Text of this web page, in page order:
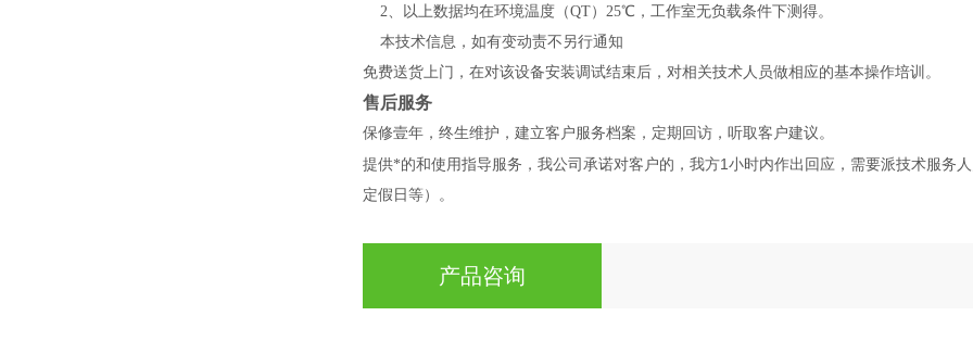
2、以上数据均在环境温度（QT）25℃，工作室无负载条件下测得。
本技术信息，如有变动责不另行通知
免费送货上门，在对该设备安装调试结束后，对相关技术人员做相应的基本操作培训。
售后服务
保修壹年，终生维护，建立客户服务档案，定期回访，听取客户建议。
提供*的和使用指导服务，我公司承诺对客户的，我方1 小时内作出回应，需要派技术服务
定假日等）。
产品咨询